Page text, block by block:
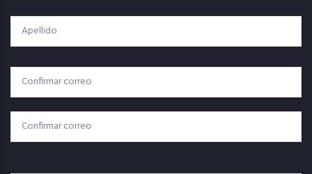
Apellido
Correo
Electrónico
Correo Electrónico
Confirmar Correo